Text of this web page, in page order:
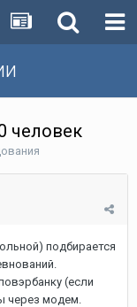
человек
подбирается
(если
через модем.